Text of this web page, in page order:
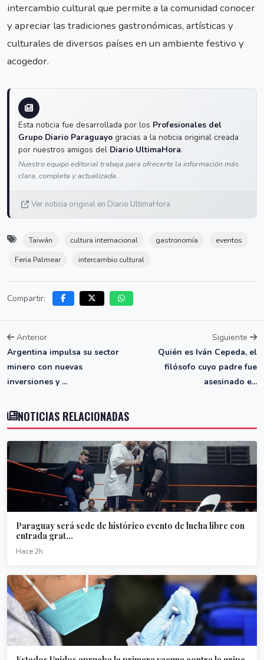
intercambio cultural que permite a la comunidad conocer
y apreciar las tradiciones gastronómicas, artísticas y
culturales de diversos países en un ambiente festivo y
acogedor.
Esta noticia fue desarrollada por los Profesionales del
Grupo Diario Paraguayo gracias a la noticia original creada
por nuestros amigos del Diario UltimaHora.
Nuestro equipo editorial trabaja para ofrecerte la información más
clara, completa y actualizada.
Ver noticia original en Diario UltimaHora
Taiwán cultura internacional gastronomía
eventos
Feria Palmear
intercambio cultural
Compartir:
Anterior
Argentina impulsa su sector
minero con nuevas
inversiones y ...
Siguiente
Quién es Iván Cepeda, el
filósofo cuyo padre fue
asesinado e...
NOTICIAS RELACIONADAS
Paraguay será sede de histórico evento de lucha libre con
entrada grat...
Hace 2h